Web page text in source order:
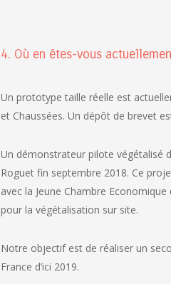
4. Où en êtes-vous
Un prototype taille réelle est
et Chaussées. Un dépôt de brevet
Un démonstrateur pilote végétalisé
Roguet fin septembre 2018. Ce
avec la Jeune Chambre
pour la végétalisation sur site.
Notre objectif est de réaliser un
France d’ici 2019.